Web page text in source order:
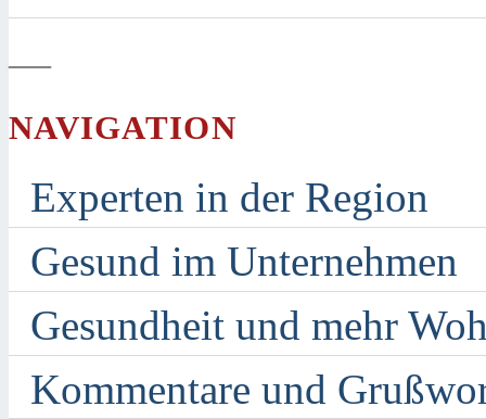
—
NAVIGATION
Experten in der Region
Gesund im Unternehmen
Gesundheit und mehr
Kommentare und